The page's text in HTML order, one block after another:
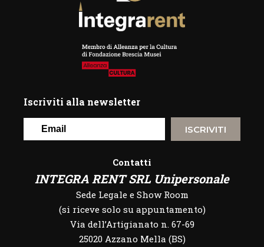
Iscriviti alla newsletter
ISCRIVITI
Contatti
INTEGRA RENT SRL Unipersonale
Sede Legale e Show Room
(si riceve solo su appuntamento)
Via dell’Artigianato n. 67-69
25020 Azzano Mella (BS)